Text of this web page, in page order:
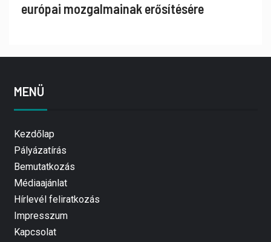
európai mozgalmainak erősítésére
MENÜ
Kezdőlap
Pályázatírás
Bemutatkozás
Médiaajánlat
Hírlevél feliratkozás
Impresszum
Kapcsolat